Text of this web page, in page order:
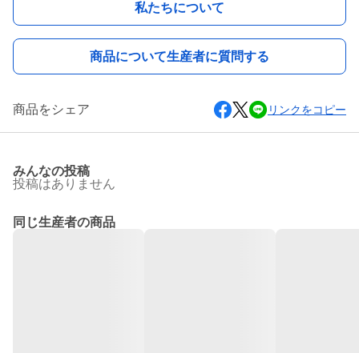
私たちについて
商品について生産者に質問する
商品をシェア リンクをコピー
みんなの投稿
投稿はありません
同じ生産者の商品